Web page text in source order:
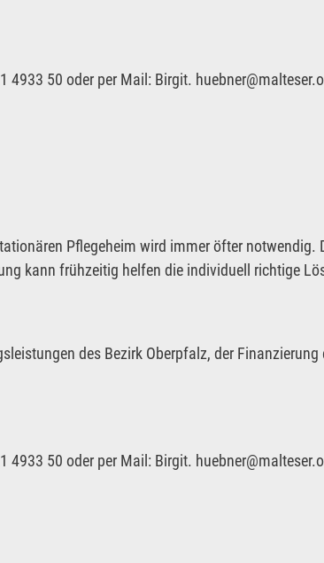
50 oder per Mail: Birgit.
Pflegeheim wird immer öfter notwendig.
kann frühzeitig helfen die individuell richtige
des Bezirk Oberpfalz, der
50 oder per Mail: Birgit.